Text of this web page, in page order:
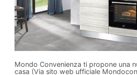
Mondo Convenienza ti propone una
casa (Via sito web ufficiale